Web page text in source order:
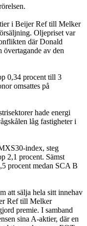
i Beijer Ref till Melker
Oljepriset var
där Donald
övertagande av den
0,34 procent till 3
omsattes på
hade energi
låg fastigheter i
index, steg
2,1 procent. Sämst
procent medan SCA B
att sälja hela sitt innehav
Ref till Melker
premie. I samband
sina A-aktier, där en